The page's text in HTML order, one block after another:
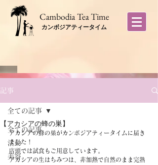
​Cambodia Tea Time
カンボジアティータイム
記事
全ての記事
活動
美容
全ての記事
【アカシアの蜂の巣】
アカシアの蜂の巣がカンボジアティータイムに届き
ました！
店頭では試食もご用意しています。
アカシアの生はちみつは、非加熱で自然のまま完熟